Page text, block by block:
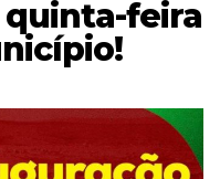
feira